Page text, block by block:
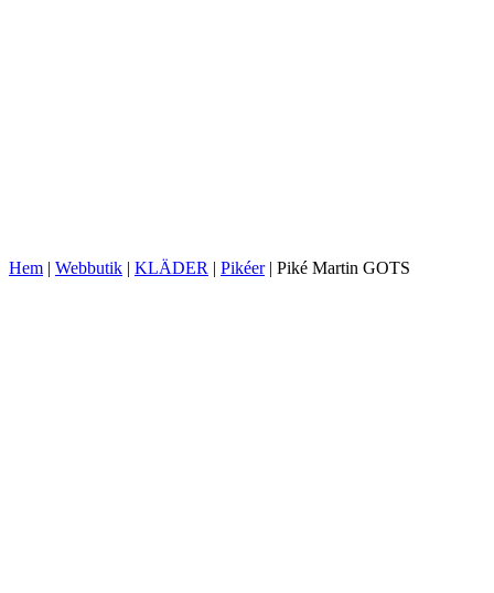
Hem | Webbutik | KLÄDER | Pikéer| Piké Martin GOTS